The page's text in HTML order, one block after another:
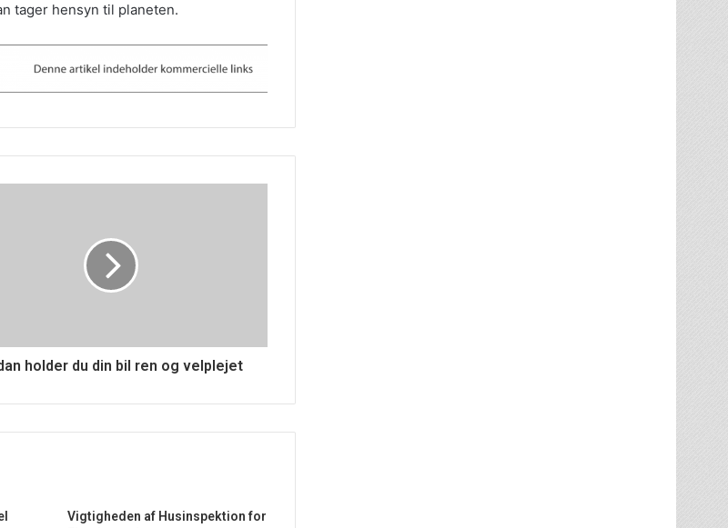
tager hensyn til planeten.
holder du din bil ren og velplejet
Vigtigheden af Husinspektion for